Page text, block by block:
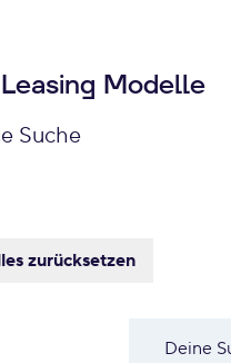
Modelle
Suche
zurücksetzen
Deine